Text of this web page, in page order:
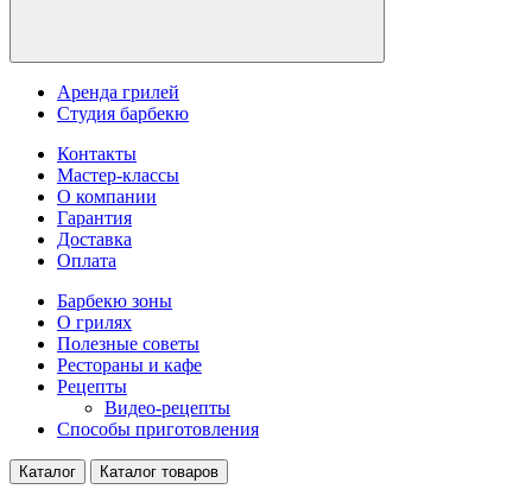
Аренда грилей
Студия барбекю
Контакты
Мастер-классы
О компании
Гарантия
Доставка
Оплата
Барбекю зоны
О грилях
Полезные советы
Рестораны и кафе
Рецепты
Видео-рецепты
Способы приготовления
Каталог Каталог товаров